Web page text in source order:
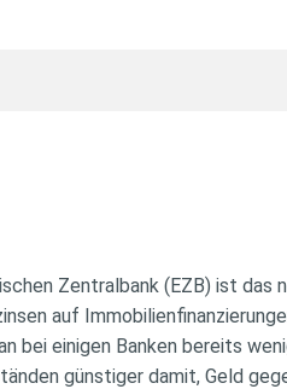
Zentralbank (EZB) ist
auf
bei einigen Banken bereits
günstiger damit, Geld